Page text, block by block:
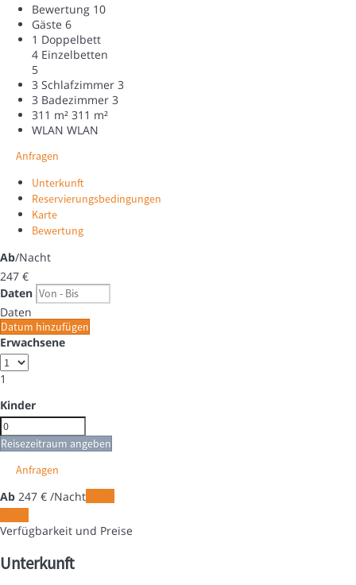
Bewertung 10
Gäste 6
1 Doppelbett
4 Einzelbetten
5
3 Schlafzimmer 3
3 Badezimmer 3
311 m² 311 m²
WLAN WLAN
Anfragen
Unterkunft
Reservierungsbedingungen
Karte
Bewertung
Ab/Nacht
247 €
Daten
Daten
Datum hinzufügen
Erwachsene
1
Kinder
Reisezeitraum angeben
Anfragen
Ab 247 € /Nacht
Verfügbarkeit und Preise
Unterkunft